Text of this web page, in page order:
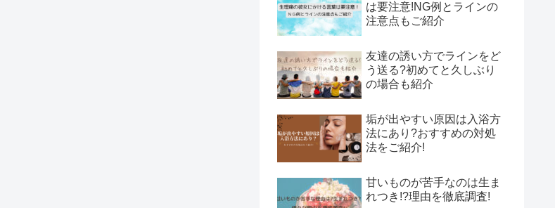
は要注意!NG例とラインの
注意点もご紹介
友達の誘い方でラインをど
う送る?初めてと久しぶり
の場合も紹介
垢が出やすい原因は入浴方
法にあり?おすすめの対処
法をご紹介!
甘いものが苦手なのは生ま
れつき!?理由を徹底調査!